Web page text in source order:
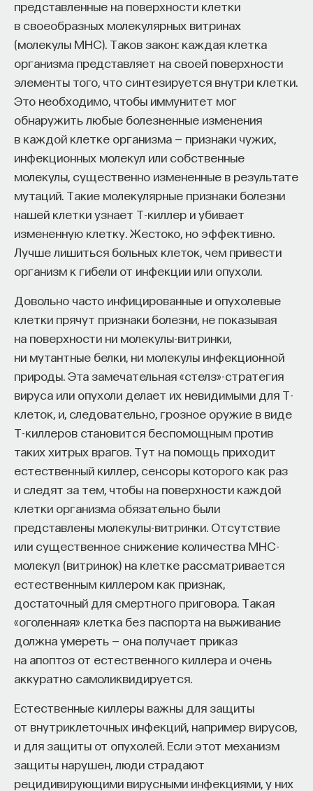
представленные на поверхности клетки
в своеобразных молекулярных витринах
(молекулы MHC). Таков закон: каждая клетка
организма представляет на своей поверхности
элементы того, что синтезируется внутри клетки.
Это необходимо, чтобы иммунитет мог
обнаружить любые болезненные изменения
в каждой клетке организма — признаки чужих,
инфекционных молекул или собственные
молекулы, существенно измененные в результате
мутаций. Такие молекулярные признаки болезни
нашей клетки узнает Т-киллер и убивает
измененную клетку. Жестоко, но эффективно.
Лучше лишиться больных клеток, чем привести
организм к гибели от инфекции или опухоли.
Довольно часто инфицированные и опухолевые
клетки прячут признаки болезни, не показывая
на поверхности ни молекулы-витринки,
ни мутантные белки, ни молекулы инфекционной
природы. Эта замечательная «стелз»-стратегия
вируса или опухоли делает их невидимыми для Т-
клеток, и, следовательно, грозное оружие в виде
Т-киллеров становится беспомощным против
таких хитрых врагов. Тут на помощь приходит
естественный киллер, сенсоры которого как раз
и следят за тем, чтобы на поверхности каждой
клетки организма обязательно были
представлены молекулы-витринки. Отсутствие
или существенное снижение количества MHC-
молекул (витринок) на клетке рассматривается
естественным киллером как признак,
достаточный для смертного приговора. Такая
«оголенная» клетка без паспорта на выживание
должна умереть — она получает приказ
на апоптоз от естественного киллера и очень
аккуратно самоликвидируется.
Естественные киллеры важны для защиты
от внутриклеточных инфекций, например вирусов,
и для защиты от опухолей. Если этот механизм
защиты нарушен, люди страдают
рецидивирующими вирусными инфекциями, у них
в исследовательской сфере — это ваш шанс
выйти на глобальный уровень. Помогите вместе
приблизить Четвёртую индустриальную
революцию и найти своё место в инновационном
будущем! ​
Заполните анкету и загрузите своё резюме,
чтобы стать участником программы:
https://postnauka.org/link/tal1125_blog1
11/24/2025
НАПИСАТЬ НАМ
НАД МАТЕРИАЛОМ РАБОТАЛИ
ПостНаука
команда ПостНауки
Сения Долгачева
редактор ПостНауки
ТЕХНОЛОГИИ
ОБРАЗОВАНИЕ
НАУКА БИОТЕХНОЛОГИИ
ПРОГРАММНАЯ ИНЖЕНЕРИЯ ТОЧНЫЕ НАУКИ
СТРОИТЕЛИ БУДУЩЕГО
Что такое партнёрский материал?